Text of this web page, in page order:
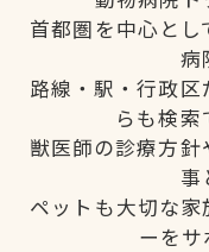
首都圏を中心と
病
路線・駅・行政
らも検索
獣医師の診療方
事
ペットも大切な
ーをサ